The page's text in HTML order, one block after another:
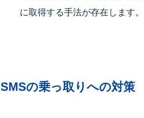
に取得する手法が存在します。
SMSの乗っ取り への対策